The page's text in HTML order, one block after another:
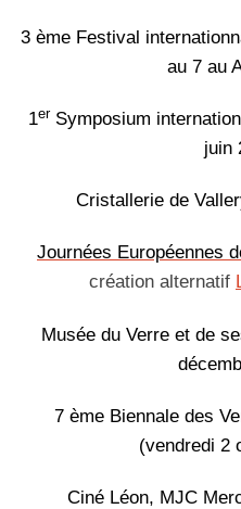
3 ème Festival
au 7 au
1er Symposium
juin
Cristallerie de
Journées Européennes
création alternatif
Musée du Verre et de
7 ème Biennale des
(vendredi 2
Ciné Léon, MJC